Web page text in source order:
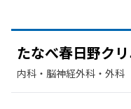
たなべ春日野ク
内科・​脳神経外科・​外科